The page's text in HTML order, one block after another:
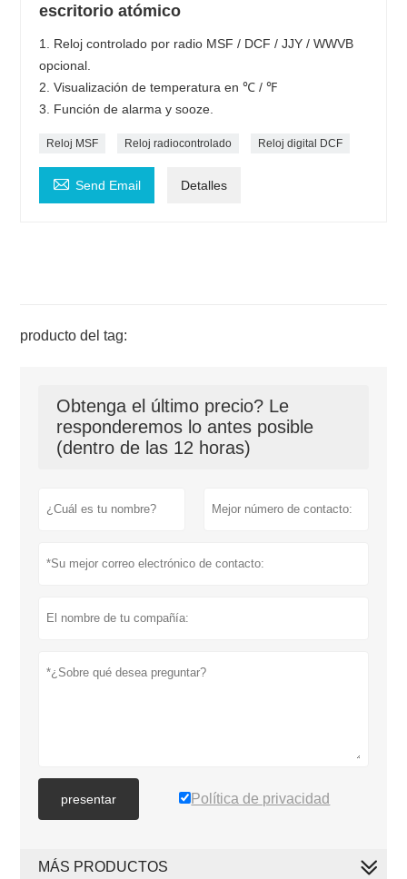
escritorio atómico
1. Reloj controlado por radio MSF / DCF / JJY / WWVB
opcional.
2. Visualización de temperatura en ℃ / ℉
3. Función de alarma y sooze.
Reloj MSF Reloj radiocontrolado Reloj digital DCF
 Send Email Detalles
producto del tag:
Obtenga el último precio? Le
responderemos lo antes posible
(dentro de las 12 horas)
presentar Política de privacidad
MÁS PRODUCTOS